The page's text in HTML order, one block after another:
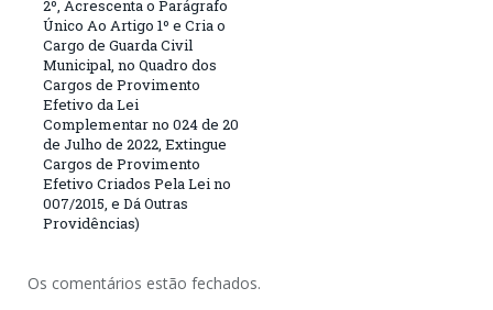
2º, Acrescenta o Parágrafo
Único Ao Artigo 1º e Cria o
Cargo de Guarda Civil
Municipal, no Quadro dos
Cargos de Provimento
Efetivo da Lei
Complementar no 024 de 20
de Julho de 2022, Extingue
Cargos de Provimento
Efetivo Criados Pela Lei no
007/2015, e Dá Outras
Providências)
Os comentários estão fechados.